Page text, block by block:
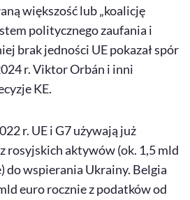
większość lub „koalicję
politycznego zaufania i
brak jedności UE pokazał spór
r. Viktor Orbán i inni
KE.
r. UE i G7 używają już
rosyjskich aktywów (ok. 1,5 mld
do wspierania Ukrainy. Belgia
euro rocznie z podatków od